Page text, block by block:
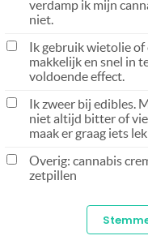
verdamp ik mijn
niet.
Ik gebruik wietolie
makkelijk en snel in
voldoende effect.
Ik zweer bij edibles.
niet altijd bitter of
maak er graag iets
Overig: cannabis
zetpillen